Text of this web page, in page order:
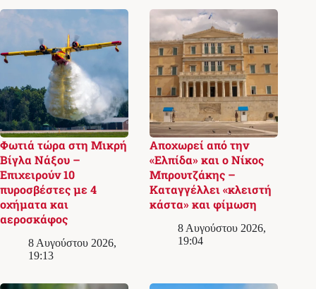
Φωτιά τώρα στη Μικρή
Βίγλα Νάξου –
Επιχειρούν 10
πυροσβέστες με 4
οχήματα και
αεροσκάφος
8 Αυγούστου 2026,
19:13
Αποχωρεί από την
«Ελπίδα» και ο Νίκος
Μπρουτζάκης –
Καταγγέλλει «κλειστή
κάστα» και φίμωση
8 Αυγούστου 2026,
19:04